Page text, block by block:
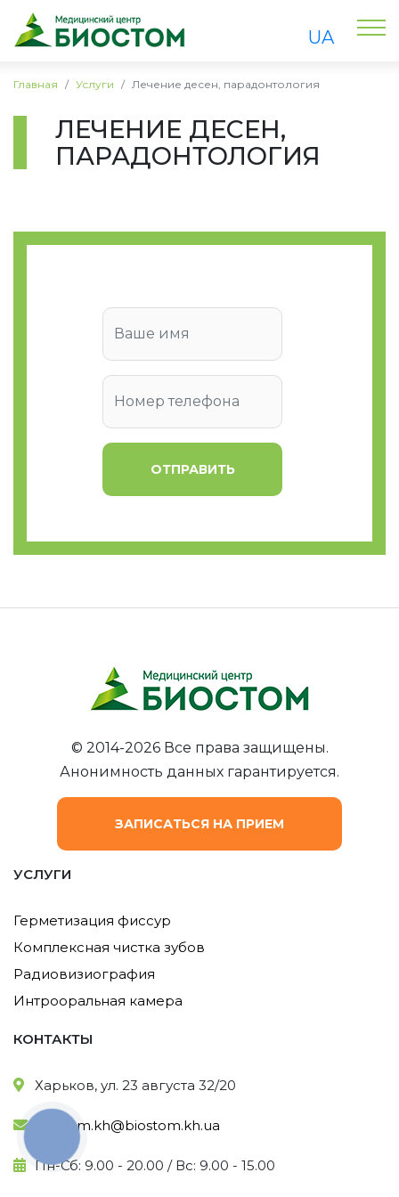
UA
Главная Услуги Лечение десен, парадонтология
ЛЕЧЕНИЕ ДЕСЕН,
ПАРАДОНТОЛОГИЯ
ОТПРАВИТЬ
© 2014-2026 Все права защищены.
Анонимность данных гарантируется.
ЗАПИСАТЬСЯ НА ПРИЕМ
УСЛУГИ
Герметизация фиссур
Комплексная чистка зубов
Радиовизиография
Интрооральная камера
КОНТАКТЫ
Харьков, ул. 23 августа 32/20
biostom.kh@biostom.kh.ua
Пн-Сб: 9.00 - 20.00 / Вс: 9.00 - 15.00